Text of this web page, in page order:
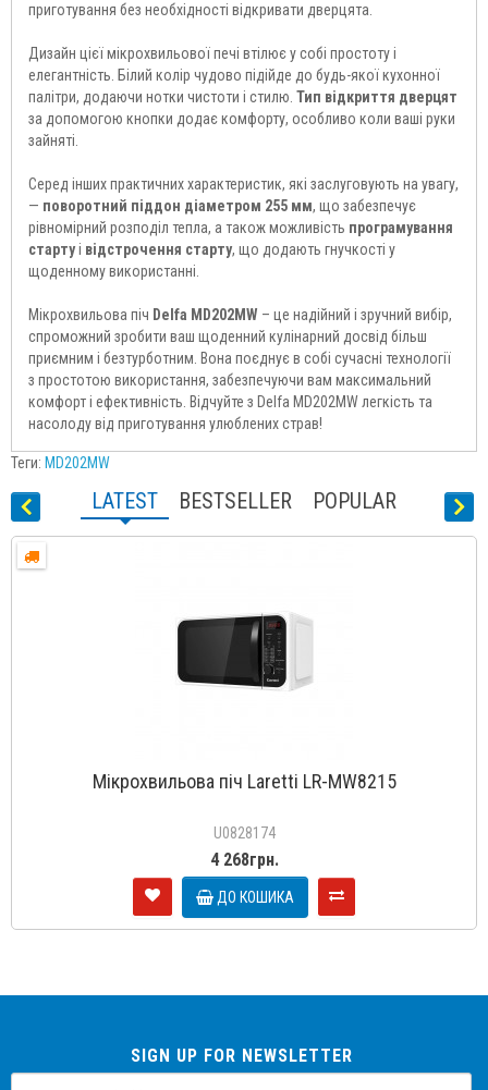
приготування без необхідності відкривати дверцята.
Дизайн цієї мікрохвильової печі втілює у собі простоту і
елегантність. Білий колір чудово підійде до будь-якої кухонної
палітри, додаючи нотки чистоти і стилю. Тип відкриття дверцят
за допомогою кнопки додає комфорту, особливо коли ваші руки
зайняті.
Серед інших практичних характеристик, які заслуговують на увагу,
— поворотний піддон діаметром 255 мм, що забезпечує
рівномірний розподіл тепла, а також можливість програмування
стартуі відстрочення старту, що додають гнучкості у
щоденному використанні.
Мікрохвильова піч Delfa MD202MW – це надійний і зручний вибір,
спроможний зробити ваш щоденний кулінарний досвід більш
приємним і безтурботним. Вона поєднує в собі сучасні технології
з простотою використання, забезпечуючи вам максимальний
комфорт і ефективність. Відчуйте з Delfa MD202MW легкість та
насолоду від приготування улюблених страв!
Теги: MD202MW
LATEST BESTSELLER POPULAR
Мікрохвильова піч Laretti LR-MW8215
U0828174
4 268грн.
ДО КОШИКА
SIGN UP FOR NEWSLETTER